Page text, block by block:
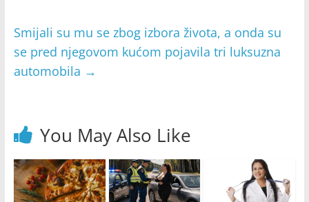
Smijali su mu se zbog izbora života, a onda su
se pred njegovom kućom pojavila tri luksuzna
automobila →
You May Also Like